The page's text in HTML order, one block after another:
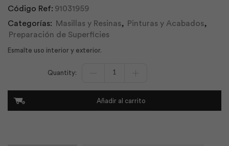
Código Ref: 91031959
Categorías:
Masillas y Resinas, Pinturas y Acabados,
Preparación de Superficies
Esmalte uso interior y exterior.
117442Añadir al carrito